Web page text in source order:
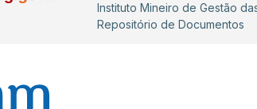
Instituto Mineiro de Gestão
Repositório de Documentos